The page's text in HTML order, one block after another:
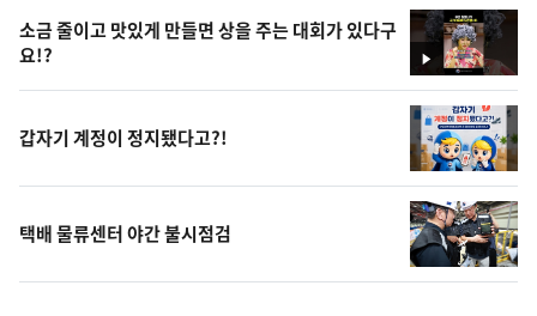
영
상
소금 줄이고 맛있게 만들면 상을 주는 대회가 있다구
요!?
갑자기 계정이 정지됐다고?!
택배 물류센터 야간 불시점검